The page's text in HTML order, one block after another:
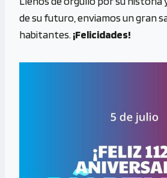
p
de su futuro, enviamos un gran
habitantes. ¡Felicidades!